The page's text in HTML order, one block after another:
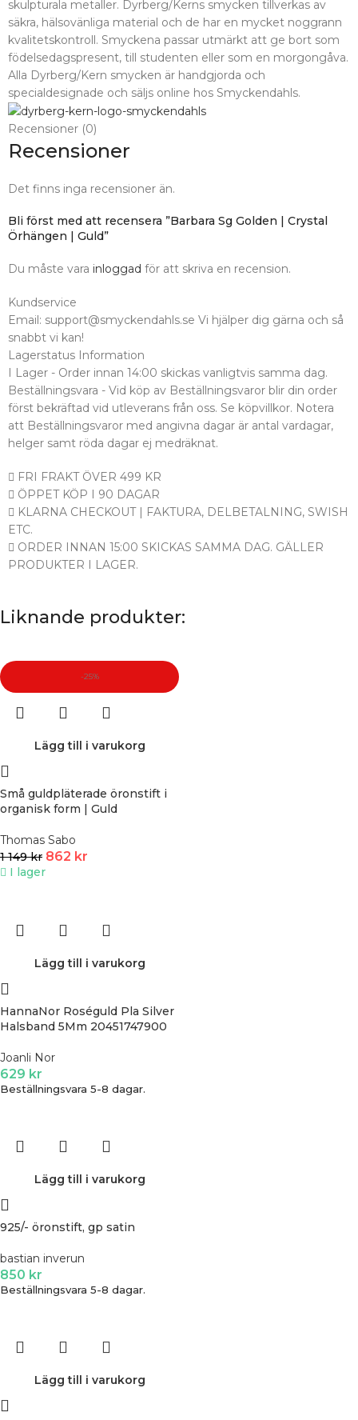
skulpturala metaller. Dyrberg/Kerns smycken tillverkas av
säkra, hälsovänliga material och de har en mycket noggrann
kvalitetskontroll. Smyckena passar utmärkt att ge bort som
födelsedagspresent, till studenten eller som en morgongåva.
Alla Dyrberg/Kern smycken är handgjorda och
specialdesignade och säljs online hos Smyckendahls.
Recensioner (0)
Recensioner
Det finns inga recensioner än.
Bli först med att recensera ”Barbara Sg Golden | Crystal
Örhängen | Guld”
Du måste vara inloggad för att skriva en recension.
Kundservice
Email: support@smyckendahls.se Vi hjälper dig gärna och så
snabbt vi kan!
Lagerstatus Information
I Lager - Order innan 14:00 skickas vanligtvis samma dag.
Beställningsvara - Vid köp av Beställningsvaror blir din order
först bekräftad vid utleverans från oss. Se köpvillkor. Notera
att Beställningsvaror med angivna dagar är antal vardagar,
helger samt röda dagar ej medräknat.
FRI FRAKT ÖVER 499 KR
ÖPPET KÖP I 90 DAGAR
KLARNA CHECKOUT | FAKTURA, DELBETALNING, SWISH
ETC.
ORDER INNAN 15:00 SKICKAS SAMMA DAG. GÄLLER
PRODUKTER I LAGER.
Liknande produkter:
-25%
Lägg till i varukorg
Små guldpläterade öronstift i
organisk form | Guld
Thomas Sabo
1 149kr 862 kr
I lager
Lägg till i varukorg
HannaNor Roséguld Pla Silver
Halsband 5Mm 20451747900
Joanli Nor
629 kr
Beställningsvara 5-8 dagar.
Lägg till i varukorg
925/- öronstift, gp satin
bastian inverun
850 kr
Beställningsvara 5-8 dagar.
Lägg till i varukorg